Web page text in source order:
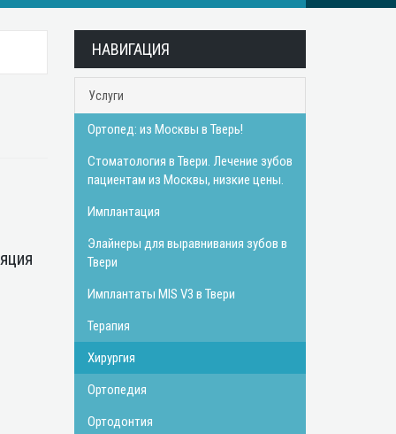
НАВИГАЦИЯ
Услуги
Ортопед: из Москвы в Тверь!
Стоматология в Твери. Лечение зубов
пациентам из Москвы, низкие цены.
Имплантация
Элайнеры для выравнивания зубов в
Твери
Имплантаты MIS V3 в Твери
Терапия
Хирургия
Ортопедия
Ортодонтия